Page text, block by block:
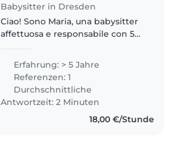
Babysitter in Dresden
Ciao! Sono Maria, una babysitter
affettuosa e responsabile con 5
di tutte le età. Parlo inglese,
italiano e tedesco e adoro creare
lavoretti, suonare..
Erfahrung: > 5 Jahre
Referenzen: 1
Durchschnittliche
Antwortzeit: 2 Minuten
18,00 €/Stunde